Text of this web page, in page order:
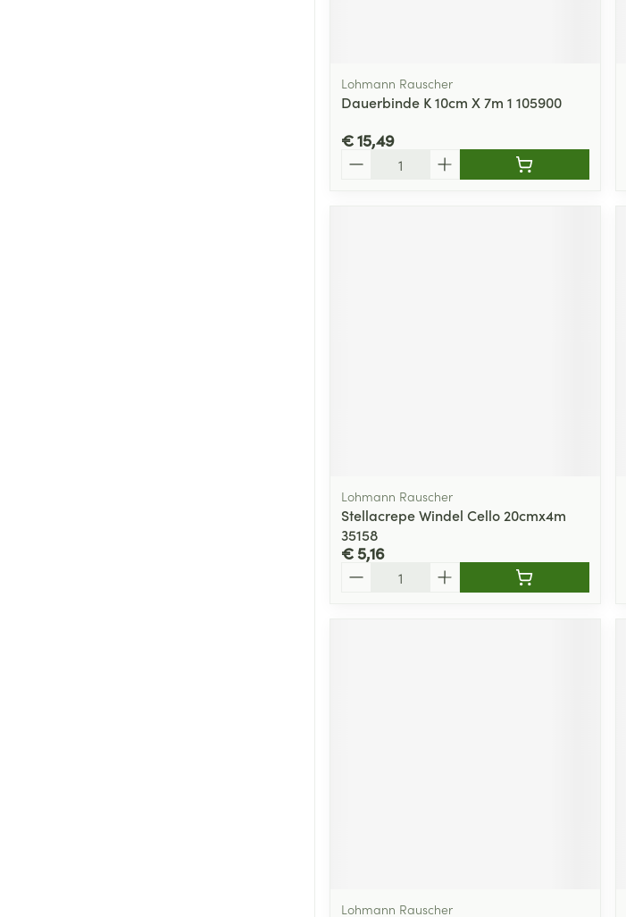
Lohmann Rauscher
Dauerbinde K 10cm X 7m 1 105900
€ 15,49
Lohmann Rauscher
Stellacrepe Windel Cello 20cmx4m
35158
€ 5,16
Lohmann Rauscher